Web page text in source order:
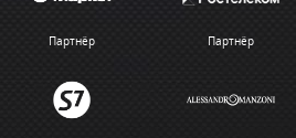
Партнёр Партнёр